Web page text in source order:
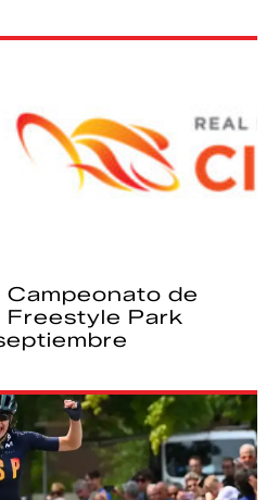
de
Freestyle Park